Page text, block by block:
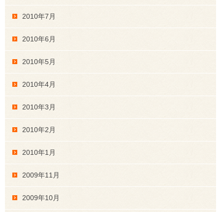
2010年7月
2010年6月
2010年5月
2010年4月
2010年3月
2010年2月
2010年1月
2009年11月
2009年10月